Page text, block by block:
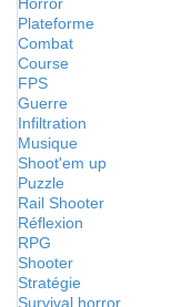
Plateforme
Combat
Course
FPS
Guerre
Infiltration
Musique
Shoot'em up
Puzzle
Rail Shooter
Réflexion
RPG
Shooter
Stratégie
Survival horror